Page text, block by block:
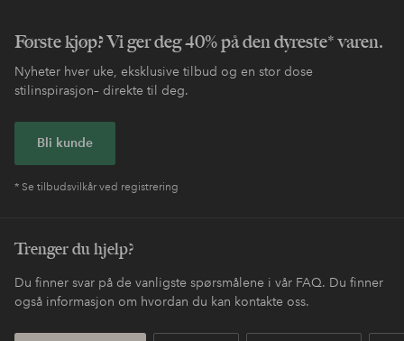
Første kjøp? Vi ger deg 40% på den dyreste* varen.
Nyheter hver uke, eksklusive tilbud og en stor dose
stilinspirasjon– direkte til deg.
Bli kunde
* Se tilbudsvilkår ved registrering
Trenger du hjelp?
Du finner svar på de vanligste spørsmålene i vår FAQ. Du finner
også informasjon om hvordan du kan kontakte oss.